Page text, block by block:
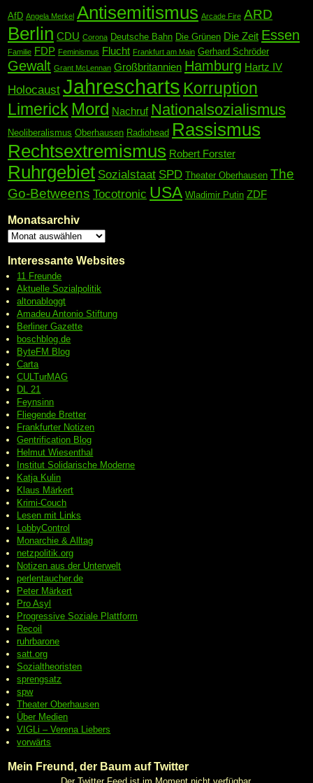
AfD Angela Merkel Antisemitismus Arcade Fire ARD
Berlin CDU Corona Deutsche Bahn Die Grünen Die Zeit Essen
Familie FDP Feminismus Flucht Frankfurt am Main Gerhard Schröder
Gewalt Grant McLennan Großbritannien Hamburg Hartz IV
Holocaust Jahrescharts Korruption
Limerick Mord Nachruf Nationalsozialismus
Neoliberalismus Oberhausen Radiohead Rassismus
Rechtsextremismus Robert Forster
Ruhrgebiet Sozialstaat SPD Theater Oberhausen The
Go-Betweens Tocotronic USA Wladimir Putin ZDF
Monatsarchiv
Interessante Websites
11 Freunde
Aktuelle Sozialpolitik
altonabloggt
Amadeu Antonio Stiftung
Berliner Gazette
boschblog.de
ByteFM Blog
Carta
CULTurMAG
DL 21
Feynsinn
Fliegende Bretter
Frankfurter Notizen
Gentrification Blog
Helmut Wiesenthal
Institut Solidarische Moderne
Katja Kulin
Klaus Märkert
Krimi-Couch
Lesen mit Links
LobbyControl
Monarchie & Alltag
netzpolitik.org
Notizen aus der Unterwelt
perlentaucher.de
Peter Märkert
Pro Asyl
ProgressiveSoziale Plattform
Recoil
ruhrbarone
satt.org
Sozialtheoristen
sprengsatz
spw
Theater Oberhausen
Über Medien
VIGLi – Verena Liebers
vorwärts
Mein Freund, der Baum auf Twitter